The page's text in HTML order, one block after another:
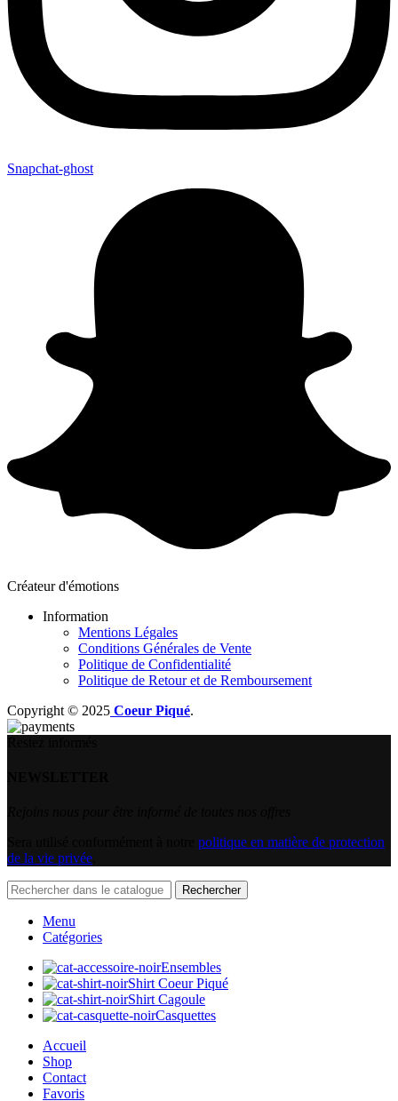
Snapchat-ghost
Créateur d'émotions
Information
Mentions Légales
Conditions Générales de Vente
Politique de Confidentialité
Politique de Retour et de Remboursement
Copyright © 2025 Coeur Piqué.
politique en matière de protection
de la vie privée
Rechercher
Menu
Catégories
Ensembles
Shirt Coeur Piqué
Shirt Cagoule
Casquettes
Accueil
Shop
Contact
Favoris